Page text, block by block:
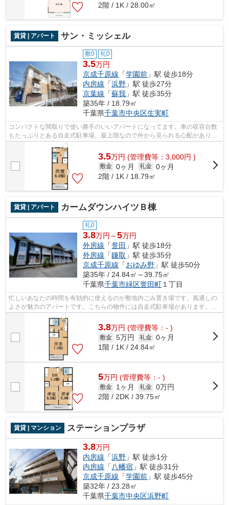
2階 / 1K / 28.00㎡
賃貸 | アパート サン・ミッシェル
敷0 礼0
3.5万円
京成千原線 「学園前 」駅 徒歩18分
内房線 「浜野 」駅 徒歩27分
京葉線 「蘇我 」駅 徒歩35分
築35年 / 18.79㎡
千葉県千葉市中央区生実町
コンパクトな間取りで使い勝手のいいアパートになってます。車の収容台数
もたっぷりとある自走式駐車場。最上階なので外から見られる心配がありま
せん。敷地内にはごみ置き場も設置さ...
3.5万円 (管理費等：3,000円 )
敷金 0ヶ月 礼金 0ヶ月
2階 / 1K / 18.79㎡
賃貸 | アパート カームダウンハイツＢ棟
礼0
3.8万円～5万円
外房線 「誉田 」駅 徒歩18分
外房線 「鎌取 」駅 徒歩35分
京成千原線 「おゆみ野 」駅 徒歩50分
築35年 / 24.84㎡～39.75㎡
千葉県千葉市緑区誉田町 １丁目
忙しいあなたの時間を有効的に使えるのが敷地内ごみ置き場です。風通しの
よさが魅力のアパートです。こちらの物件には自走式駐車場があります。こ
ちらの物件はアパートです。千葉市緑...
3.8万円 (管理費等：- )
敷金 5万円 礼金 0ヶ月
1階 / 1K / 24.84㎡
5万円 (管理費等：- )
敷金 1ヶ月 礼金 0万円
2階 / 2DK / 39.75㎡
賃貸 | マンション ステーションプラザ
3.8万円
内房線 「浜野 」駅 徒歩1分
内房線 「 八幡宿 」駅 徒歩31分
京成千原線 「学園前 」駅 徒歩45分
築32年 / 23.28㎡
千葉県千葉市中央区浜野町